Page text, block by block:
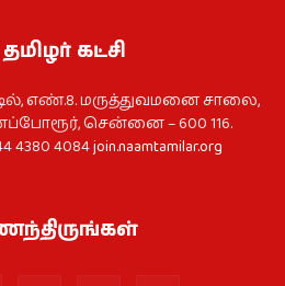
கட்சி
எண்.8. மருத்துவமனை சாலை,
சென்னை – 600 116.
4084join.naamtamilar.org